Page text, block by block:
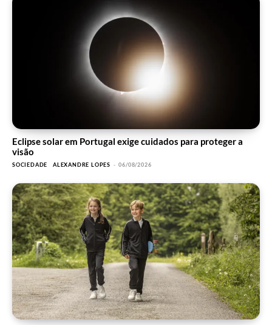
Eclipse solar em Portugal exige cuidados para proteger a
visão
SOCIEDADE ALEXANDRE LOPES - 06/08/2026